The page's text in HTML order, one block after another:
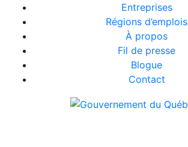
Entreprises
Régions d’emplois
À propos
Fil de presse
Blogue
Contact